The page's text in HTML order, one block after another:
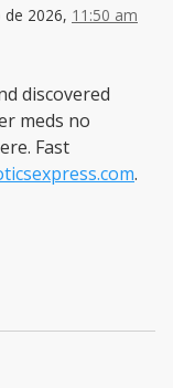
de 2026, 11:50 am
discovered
meds no
Fast
.